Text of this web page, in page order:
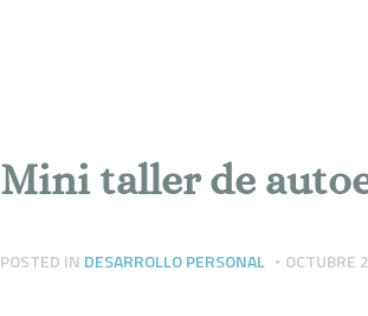
Mini taller de
POSTED IN DESARROLLO PERSONAL OCTUBRE